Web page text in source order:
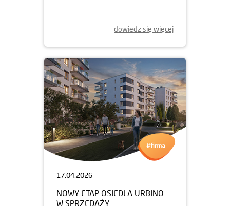
dowiedz się więcej
17.04.2026
NOWY ETAP OSIEDLA URBINO
W SPRZEDAŻY